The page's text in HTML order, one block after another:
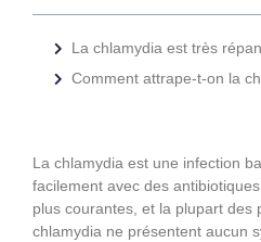
La chlamydia est très
Comment attrape-t-on la
La chlamydia est une infection
facilement avec des
plus courantes, et la plupart des
chlamydia ne présentent aucun